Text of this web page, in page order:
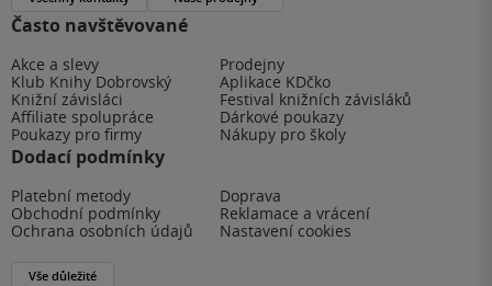
Často navštěvované
Akce a slevy
Prodejny
Klub Knihy Dobrovský
Aplikace KDčko
Knižní závisláci
Festival knižních závisláků
Affiliate spolupráce
Dárkové poukazy
Poukazy pro firmy
Nákupy pro školy
Dodací podmínky
Platební metody
Doprava
Obchodní podmínky
Reklamace a vrácení
Ochrana osobních údajů
Nastavení cookies
Vše důležité